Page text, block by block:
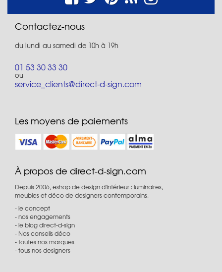
Contactez-nous
du lundi au samedi de 10h à 19h
01 53 30 33 30
ou
service_clients@direct-d-sign.com
Les moyens de paiements
À propos de direct-d-sign.com
Depuis 2006, eshop de design d'intérieur : luminaires,
meubles et déco de designers contemporains.
le concept
nos engagements
le blog direct-d-sign
Nos conseils déco
toutes nos marques
tous nos designers